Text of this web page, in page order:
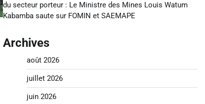
du secteur porteur : Le Ministre des Mines Louis Watum
Kabamba saute sur FOMIN et SAEMAPE
Archives
août 2026
juillet 2026
juin 2026